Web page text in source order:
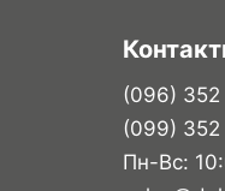
(096)
(099)
Пн-Вс: